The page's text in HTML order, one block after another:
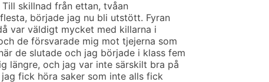
skillnad från ettan, tvåan
började jag nu bli utstött. Fyran
var väldigt mycket med killarna i
de försvarade mig mot tjejerna som
de slutade och jag började i klass fem
längre, och jag var inte särskilt bra på
fick höra saker som inte alls fick